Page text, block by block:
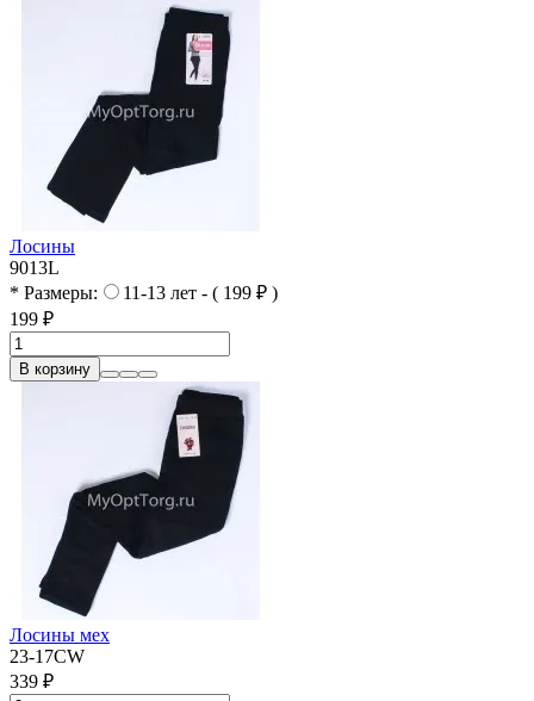
Лосины
9013L
* Размеры:
11-13 лет - ( 199 ₽ )
199 ₽
В корзину
Лосины мех
23-17CW
339 ₽